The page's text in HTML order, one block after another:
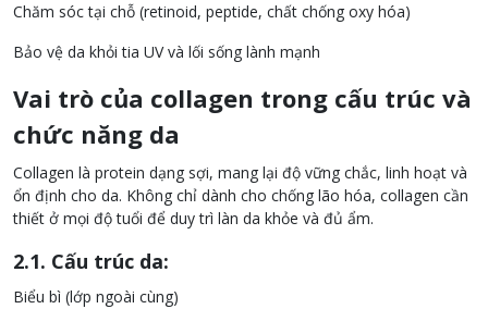
Chăm sóc tại chỗ (retinoid, peptide, chất chống oxy hóa)
Bảo vệ da khỏi tia UV và lối sống lành mạnh
Vai trò của collagen trong cấu trúc và
chức năng da
Collagen là protein dạng sợi, mang lại độ vững chắc, linh hoạt và
ổn định cho da. Không chỉ dành cho chống lão hóa, collagen cần
thiết ở mọi độ tuổi để duy trì làn da khỏe và đủ ẩm.
2.1. Cấu trúc da:
Biểu bì (lớp ngoài cùng)